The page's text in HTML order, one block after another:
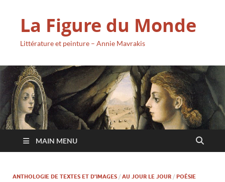
La Figure du Monde
Littérature et peinture – Annie Mavrakis
MAIN MENU
ANTHOLOGIE DE TEXTES ET D'IMAGES / AU JOUR LE JOUR / POÉSIE